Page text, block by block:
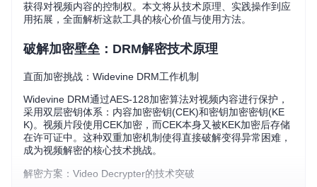
获得对视频内容的控制权。本文将从技术原理、实践操作到应
用拓展，全面解析这款工具的核心价值与使用方法。
破解加密壁垒：DRM解密技术原理
直面加密挑战：Widevine DRM工作机制
Widevine DRM通过AES-128加密算法对视频内容进行保护，
采用双层密钥体系：内容加密密钥(CEK)和密钥加密密钥(KE
K)。视频片段使用CEK加密，而CEK本身又被KEK加密后存储
在许可证中。这种双重加密机制使得直接破解变得异常困难，
成为视频解密的核心技术挑战。
解密方案：Video Decrypter的技术突破